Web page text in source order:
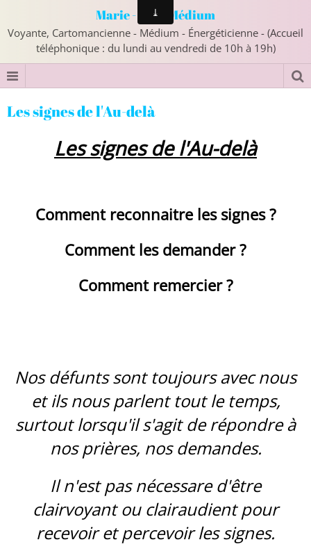
Marie - Ange Médium
Voyante, Cartomancienne - Médium - Énergéticienne - (Accueil
téléphonique : du lundi au vendredi de 10h à 19h)
Les signes de l'Au-delà
Les signes de l'Au-delà
Comment reconnaitre les signes ?
Comment les demander ?
Comment remercier ?
Nos défunts sont toujours avec nous
et ils nous parlent tout le temps,
surtout lorsqu'il s'agit de répondre à
nos prières, nos demandes.
Il n'est pas nécessare d'être
clairvoyant ou clairaudient pour
recevoir et percevoir les signes.